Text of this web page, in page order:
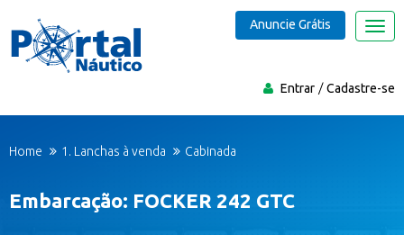
Entrar Cadastre-se
Anuncie Grátis
Home 1. Lanchas à venda Cabinada
Embarcação: FOCKER 242 GTC